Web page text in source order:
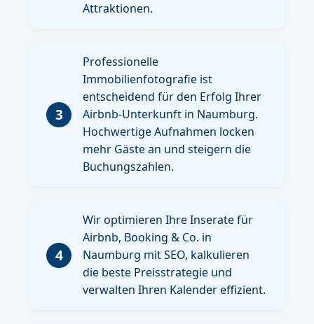
Attraktionen.
3
Professionelle
Immobilienfotografie ist
entscheidend für den Erfolg Ihrer
Airbnb-Unterkunft in Naumburg.
Hochwertige Aufnahmen locken
mehr Gäste an und steigern die
Buchungszahlen.
4
Wir optimieren Ihre Inserate für
Airbnb, Booking & Co. in
Naumburg mit SEO, kalkulieren
die beste Preisstrategie und
verwalten Ihren Kalender effizient.